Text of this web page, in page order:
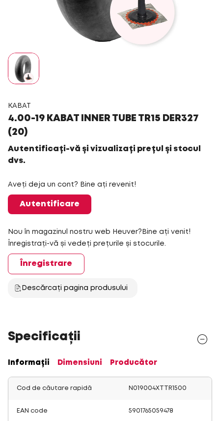
KABAT
4.00-19 KABAT INNER TUBE TR15 DER327
(20)
Autentificați-vă și vizualizați prețul și stocul
dvs.
Aveți deja un cont? Bine ați revenit!
Autentificare
Nou în magazinul nostru web Heuver?Bine ați venit!
Înregistrați-vă și vedeți prețurile și stocurile.
Înregistrare
Descărcați pagina produsului
Specificații
Informații Dimensiuni Producător
Cod de căutare rapidă N019004XTTR1500
EAN code 5901765059478